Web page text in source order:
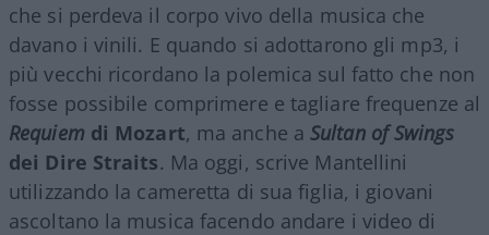
che si perdeva il corpo vivo della musica che
davano i vinili. E quando si adottarono gli mp3, i
più vecchi ricordano la polemica sul fatto che non
fosse possibile comprimere e tagliare frequenze al
Requiem di Mozart, ma anche aSultan of Swings
dei Dire Straits. Ma oggi, scrive Mantellini
utilizzando la cameretta di sua figlia, i giovani
ascoltano la musica facendo andare i video di